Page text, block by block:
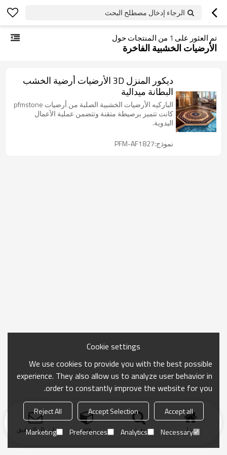
الرجاء إدخال مصطلح البحث
تم العثور على 1 من المنتجات حول
الأرضيات الخشبية الفاخرة
ديكور المنزل 3D الأرضيات أرضية الخشب
البطانة ميدالية
الباركيه الأرضيات الخشبية الصلبة من أرضيات pfmstone
كانت تتميز برصيطة متقنة وتتضمن عملية الأعمال
اليدوية.
نموذج:PFM-AF1827
منزل بحث فئة ارسال التحقيق
Cookie settings
We use cookies to provide you with the best possible
experience. They also allow us to analyze user behavior in
order to constantly improve the website for you.
Accept all
Accept Selection
Reject All
Necessary
Analytics
Preferences
Marketing